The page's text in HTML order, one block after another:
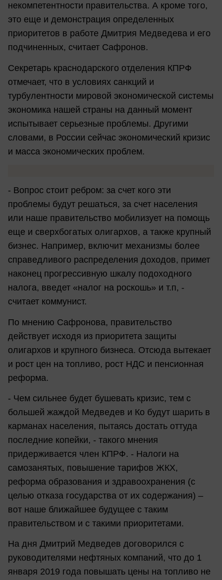
некомпетентности правительства. А кроме того,
это еще и демонстрация определенных
приоритетов в работе Дмитрия Медведева и его
подчиненных, считает Сафронов.
Секретарь краснодарского отделения КПРФ
отмечает, что в условиях санкций и
турбулентности мировой экономической системы
экономика нашей страны на данный момент
испытывает серьезные проблемы. Другими
словами, в России сейчас экономический кризис
и масса экономических проблем.
- Вопрос стоит ребром: за счет кого эти
проблемы будут решаться, за счет населения
или наше правительство мобилизует на помощь
еще и сверхбогатых олигархов, а также крупный
бизнес. Например, включит механизмы более
справедливого распределения доходов, примет
наконец прогрессивную шкалу подоходного
налога, введет «налог на роскошь» и т.п, -
считает коммунист.
По мнению Сафронова, правительство
действует исходя из приоритета защиты
олигархов и крупного бизнеса. Отсюда вытекает
и рост цен на топливо, рост НДС и пенсионная
реформа.
- Чем сильнее будет бушевать кризис, тем с
большей жаждой Медведев и Ко будут шарить в
карманах населения, пытаясь достать оттуда
последние копейки, - такого мнения
придерживается член КПРФ. - Налоги на
самозанятых, повышение тарифов ЖКХ,
реформа образования и здравоохранения (с
целью отказа государства от их содержания) –
вот наше ближайшее будущее с таким
правительством и с такими приоритетами.
На дня Дмитрий Медведев договорился с
руководителями нефтяных компаний, что до 1
января 2019 года повышать цены на топливо не